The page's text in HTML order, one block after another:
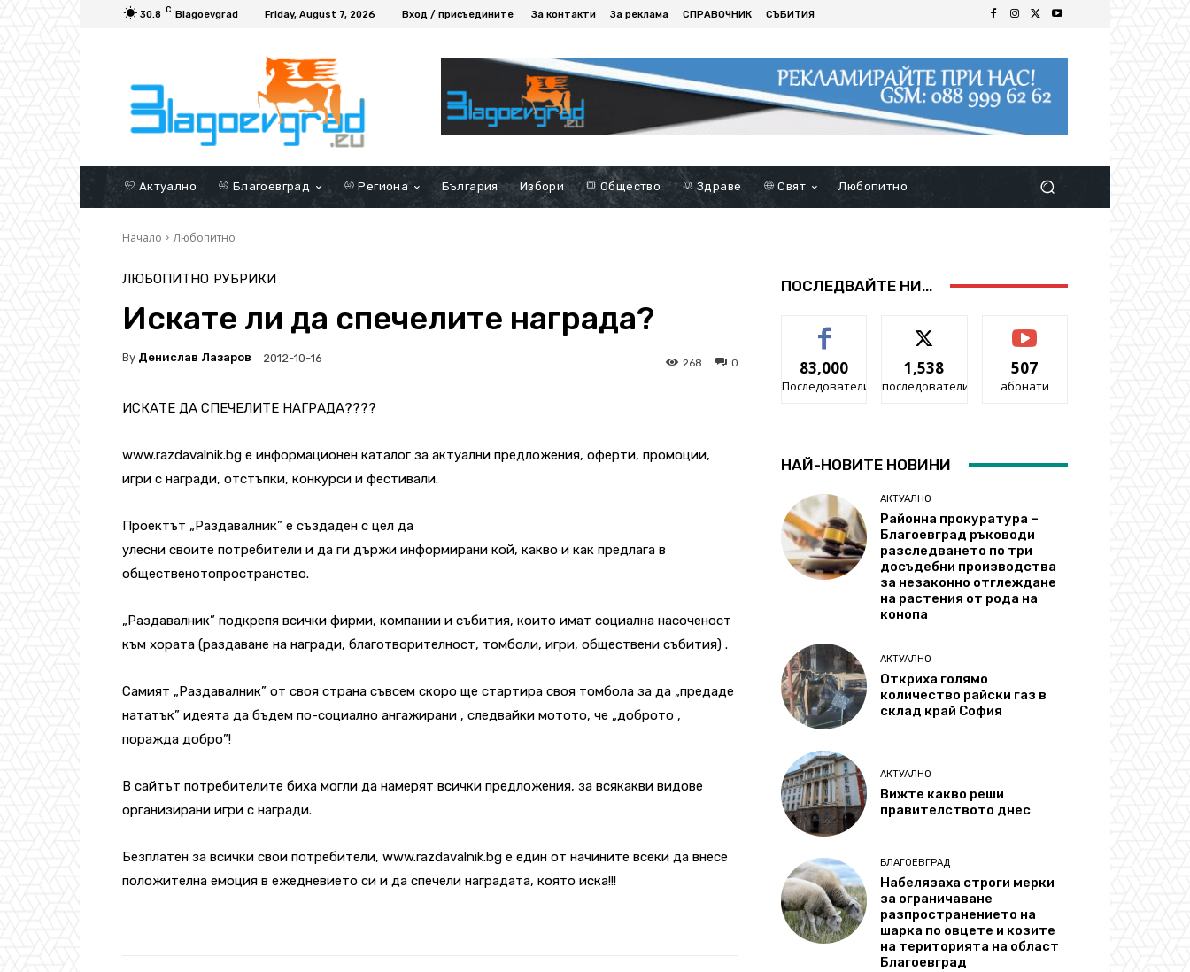
30.8 C Blagoevgrad Friday, August 7, 2026 Вход / присъедините За контакти За реклама СПРАВОЧНИК СЪБИТИЯ
Актуално Благоевград Региона България Избори Общество Здраве Свят Любопитно
Начало Любопитно
ЛЮБОПИТНО РУБРИКИ
Искате ли да спечелите награда?
By Денислав Лазаров 2012-10-16 0
268
ИСКАТЕ ДА СПЕЧЕЛИТЕ НАГРАДА????
www.razdavalnik.bg е информационен каталог за актуални предложения, оферти, промоции,
игри с награди, отстъпки, конкурси и фестивали.
Проектът „Раздавалник” е създаден с цел да
улесни своите потребители и да ги държи информирани кой, какво и как предлага в
общественотопространство.
„Раздавалник” подкрепя всички фирми, компании и събития, които имат социална насоченост
към хората (раздаване на награди, благотворителност, томболи, игри, обществени събития) .
Самият „Раздавалник” от своя страна съвсем скоро ще стартира своя томбола за да „предаде
нататък” идеята да бъдем по-социално ангажирани , следвайки мотото, че „доброто ,
поражда добро”!
В сайтът потребителите биха могли да намерят всички предложения, за всякакви видове
организирани игри с награди.
Безплатен за всички свои потребители, www.razdavalnik.bg е един от начините всеки да внесе
положителна емоция в ежедневието си и да спечели наградата, която иска!!!
ПОСЛЕДВАЙТЕ НИ...
83,000
Последователи
1,538
последователи
507
абонати
НАЙ-НОВИТЕ НОВИНИ
АКТУАЛНО
Районна прокуратура –
Благоевград ръководи
разследването по три
досъдебни производства
за незаконно отглеждане
на растения от рода на
конопа
АКТУАЛНО
Откриха голямо
количество райски газ в
склад край София
АКТУАЛНО
Вижте какво реши
правителството днес
БЛАГОЕВГРАД
Набелязаха строги мерки
за ограничаване
разпространението на
шарка по овцете и козите
на територията на област
Благоевград